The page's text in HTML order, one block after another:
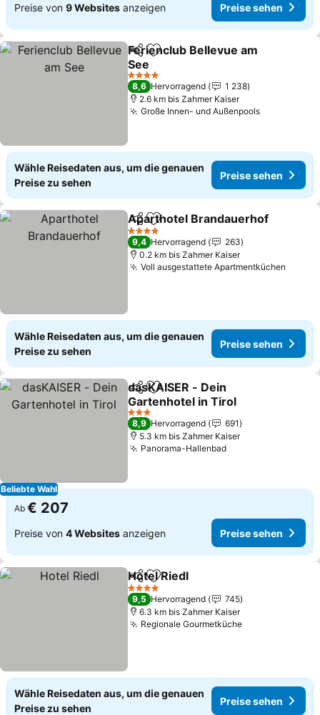
Preise von 9 Websites anzeigen Preise sehen
TeilenZu Favoriten hinzufügen
Ferienclub Bellevue am
See
Preise sehen
4 Sterne
8,6 Hervorragend
1 238
2.6 km bis Zahmer Kaiser
Große Innen- und AußenpoolsPreise
Wähle Reisedaten aus, um die genauen
Preise zu sehen
Preise sehen
TeilenZu Favoriten hinzufügen
Aparthotel Brandauerhof
4 Sterne
9,4 Hervorragend
263
0.2 km bis Zahmer Kaiser
Voll ausgestattete Apartmentküchen
Wähle Reisedaten aus, um die genauen
Preise zu sehen
Preise sehen
Beliebte Wahl
TeilenZu Favoriten hinzufügen
dasKAISER - Dein
Gartenhotel in Tirol
Preise sehen
3 Sterne
8,9 Hervorragend
691
5.3 km bis Zahmer Kaiser
Panorama-HallenbadPreise sehen
Ab € 207
Preise von 4 Websites anzeigen Preise sehen
TeilenZu Favoriten hinzufügen
Hotel Riedl
4 Sterne
9,5 Hervorragend
745
6.3 km bis Zahmer Kaiser
Regionale GourmetküchePreise sehen
Wähle Reisedaten aus, um die genauen
Preise zu sehen
Preise sehen